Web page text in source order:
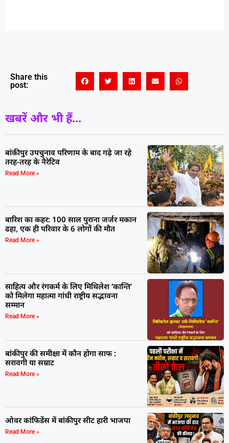
Share this
post:
खबरें और भी हैं...
बांकीपुर उपचुनाव परिणाम के बाद गढ़े जा रहे
तरह-तरह के नैरेटिव
Read More »
बारिश का कहर: 100 साल पुराना जर्जर मकान
ढहा, एक ही परिवार के 6 लोगों की मौत
Read More »
साहित्य और रंगकर्म के लिए मिथिलेश ‘कान्ति’
को मिलेगा महात्मा गांधी राष्ट्रीय सद्भावना
सम्मान
Read More »
बांकीपुर की समीक्षा में कौन होगा साफ :
सरावगी या सम्राट
Read More »
ओवर कांफिडेंस में बांकीपुर सीट हारी भाजपा
Read More »